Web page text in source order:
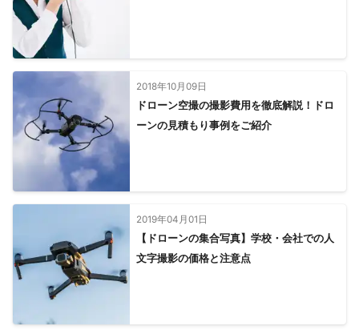
2018年10月09日
ドローン空撮の撮影費用を徹底解説！ドロ
ーンの見積もり事例をご紹介
2019年04月01日
【ドローンの集合写真】学校・会社での人
文字撮影の価格と注意点